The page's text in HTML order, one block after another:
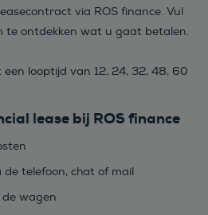
via ROS finance. Vul
te ontdekken wat u gaat betalen.
een looptijd van 12, 24, 32, 48, 60
lease bij ROS finance
de telefoon, chat of mail
wagen